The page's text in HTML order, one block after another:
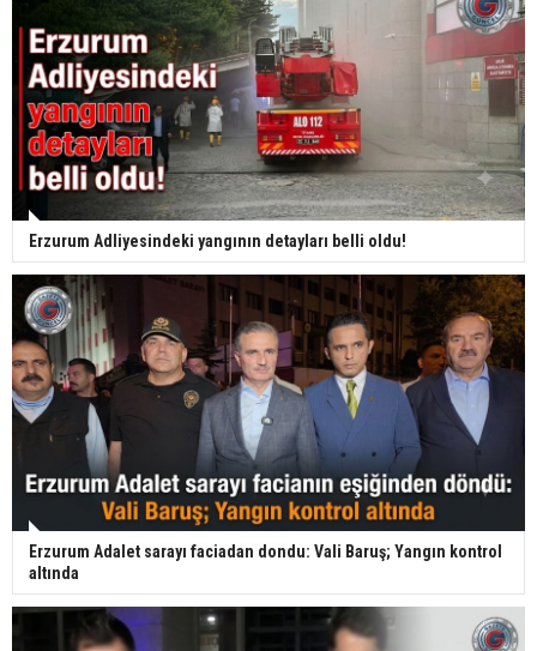
Erzurum Adliyesindeki yangının detayları belli oldu!
Erzurum Adalet sarayı faciadan dondu: Vali Baruş; Yangın kontrol
altında